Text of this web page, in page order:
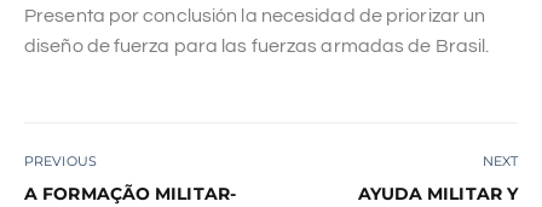
Presenta por conclusión la necesidad de priorizar un
diseño de fuerza para las fuerzas armadas de Brasil.
PREVIOUS
A FORMAÇÃO MILITAR-
NEXT
AYUDA MILITAR Y